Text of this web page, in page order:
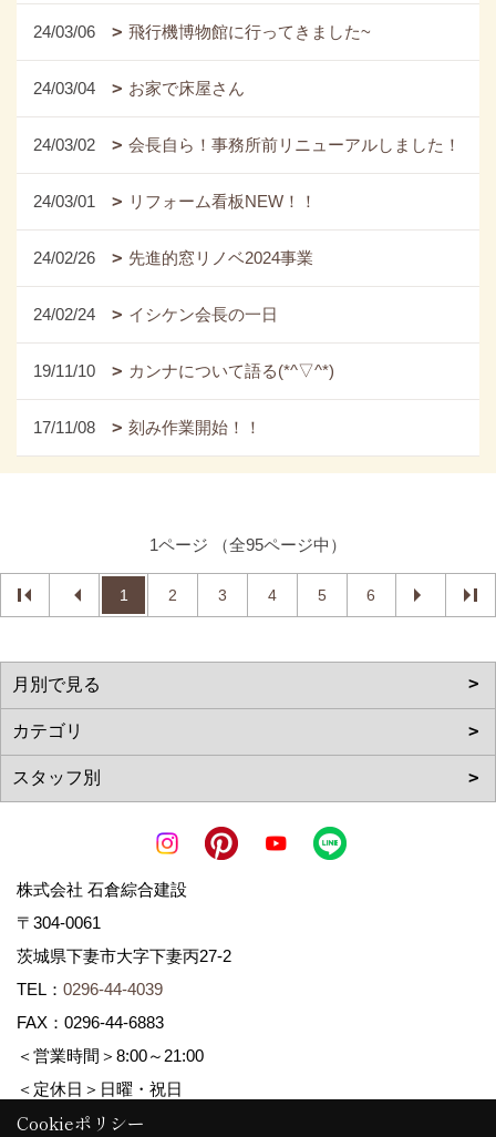
24/03/06 飛行機博物館に行ってきました~
24/03/04 お家で床屋さん
24/03/02 会長自ら！事務所前リニューアルしました！
24/03/01 リフォーム看板NEW！！
24/02/26 先進的窓リノベ2024事業
24/02/24 イシケン会長の一日
19/11/10 カンナについて語る(*^▽^*)
17/11/08 刻み作業開始！！
1ページ （全95ページ中）
1 2 3 4 5 6
株式会社 石倉綜合建設
〒304-0061
茨城県下妻市大字下妻丙27-2
TEL： 0296-44-4039
FAX：0296-44-6883
＜営業時間＞8:00～21:00
＜定休日＞日曜・祝日
Cookieポリシー